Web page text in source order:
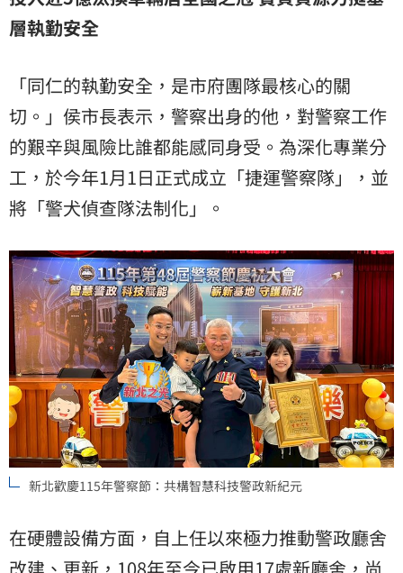
層執勤安全
「同仁的執勤安全，是市府團隊最核心的關
切。」侯市長表示，警察出身的他，對警察工作
的艱辛與風險比誰都能感同身受。為深化專業分
工，於今年1月1日正式成立「捷運警察隊」，並
將「警犬偵查隊法制化」。
新北歡慶115年警察節：共構智慧科技警政新紀元
在硬體設備方面，自上任以來極力推動警政廳舍